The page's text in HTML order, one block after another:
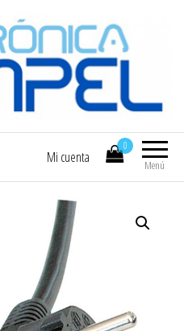
Electrónica COMPEL
Menú
0
Mi cuenta